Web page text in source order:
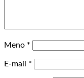
Meno *
E-mail *